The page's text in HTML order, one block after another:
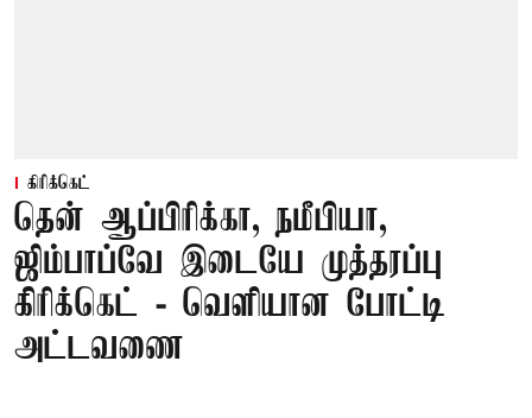
கிரிக்கெட்
தென் ஆப்பிரிக்கா, நமீபியா,
ஜிம்பாப்வே இடையே முத்தரப்பு
கிரிக்கெட் - வெளியான போட்டி
அட்டவணை